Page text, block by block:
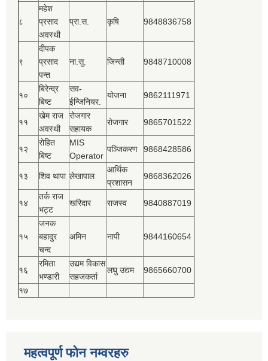
८
महेश
प्रसाद
अवस्थी
प्रा.स. कृषि 9848836758
९
दीपक
प्रसाद
पन्त
ना.सु. जिन्सी 9848710008
१०
बिरेन्द्र
बिष्‍ट
सव-
ईन्जिनियर.
योजना 9862111971
११
खेम राज
अवस्थी
रोजगार
सहायक
रोजगार 9865701522
१२
रोहित
बिष्‍ट
MIS
Operator
पञ्‍जिकरण 9868428586
१३ शिव थापा लेखापाल
आर्थिक
प्रशासन
9868362026
१४
तर्क राज
भट्ट
खरिदार राजस्‍व 9840887019
१५
जनक
बहादुर
चन्द
अमिन नापी 9844160654
१६
रमिता
भण्डारी
उद्यम विकास
सहजकर्ता
लघु उद्यम 9865660700
१७
महत्वपूर्ण फोन नम्वरहरु